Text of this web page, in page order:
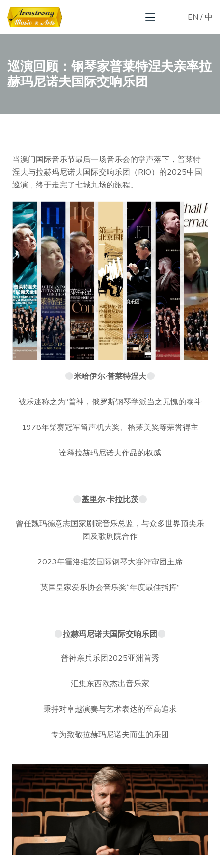
EN / 中
巡演回顾：钢琴家普莱特涅夫亲率拉
赫玛尼诺夫国际交响乐团
当澳门国际音乐节最后一场音乐会的掌声落下，普莱特
涅夫与拉赫玛尼诺夫国际交响乐团（RIO）的2025中国
巡演，终于走完了七城九场的旅程。
米哈伊尔·普莱特涅夫
被乐迷称之为“普神，俄罗斯钢琴学派当之无愧的泰斗
1978年柴赛冠军留声机大奖、格莱美奖等荣誉得主
诠释拉赫玛尼诺夫作品的权威
基里尔·卡拉比茨
曾任魏玛德意志国家剧院音乐总监，与众多世界顶尖乐
团及歌剧院合作
2023年霍洛维茨国际钢琴大赛评审团主席
英国皇家爱乐协会音乐奖“年度最佳指挥”
拉赫玛尼诺夫国际交响乐团
普神亲兵乐团2025亚洲首秀
汇集东西欧杰出音乐家
秉持对卓越演奏与艺术表达的至高追求
专为致敬拉赫玛尼诺夫而生的乐团